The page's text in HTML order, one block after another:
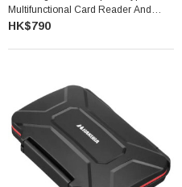
Multifunctional Card Reader And
Storage Case 多功能讀卡器兼收納盒
HK$790